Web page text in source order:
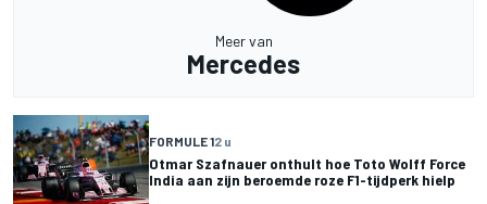
Meer van
Mercedes
FORMULE 12 u
Otmar Szafnauer onthult hoe Toto Wolff Force
India aan zijn beroemde roze F1-tijdperk hielp